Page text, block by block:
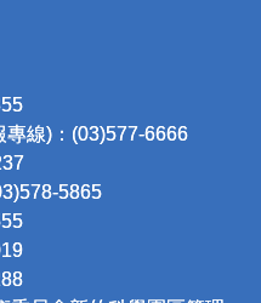
線)：(03)577-6666
5865